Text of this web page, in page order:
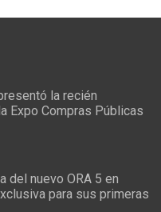
la recién
Expo Compras Públicas
del nuevo ORA 5 en
para sus primeras